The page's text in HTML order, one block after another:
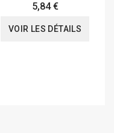
5,84 €
VOIR LES DÉTAILS